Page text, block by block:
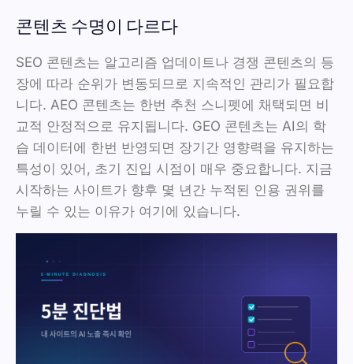
콘텐츠 수명이 다르다
SEO 콘텐츠는 알고리즘 업데이트나 경쟁 콘텐츠의 등
장에 따라 순위가 변동되므로 지속적인 관리가 필요합
니다. AEO 콘텐츠는 한번 추천 스니펫에 채택되면 비
교적 안정적으로 유지됩니다. GEO 콘텐츠는 AI의 학
습 데이터에 한번 반영되면 장기간 영향력을 유지하는
특성이 있어, 초기 진입 시점이 매우 중요합니다. 지금
시작하는 사이트가 향후 몇 년간 누적된 인용 권위를
누릴 수 있는 이유가 여기에 있습니다.